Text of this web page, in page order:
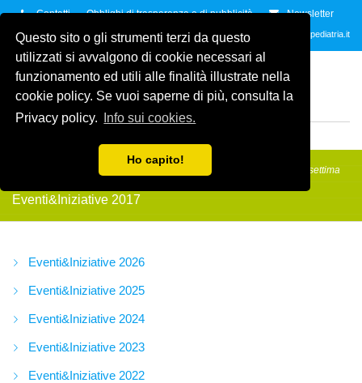
Questo sito o gli strumenti terzi da questo
utilizzati si avvalgono di cookie necessari al
funzionamento ed utili alle finalità illustrate nella
cookie policy. Se vuoi saperne di più, consulta la
Privacy policy.
Info sui cookies.
Ho capito!
Contatti Obblighi di trasparenza e di pubblicità Newsletter
Contattaci allo035.2678061oppure all'indirzzo e-mail info@amicidellapediatria.it
ASSOCIAZIONE AMICI
DELLA PEDIATRIAETS
ODV
Amici della Pediatria Eventi&Iniziative 2017
La settima
Eventi&Iniziative 2017
Eventi&Iniziative 2026
Eventi&Iniziative 2025
Eventi&Iniziative 2024
Eventi&Iniziative 2023
Eventi&Iniziative 2022